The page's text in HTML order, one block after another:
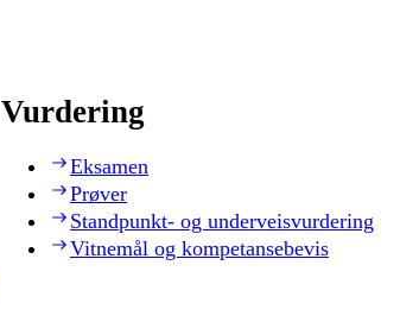
Vurdering
Eksamen
Prøver
Standpunkt- og underveisvurdering
Vitnemål og kompetansebevis